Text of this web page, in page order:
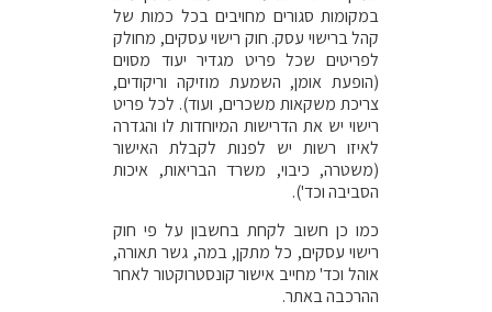
במקומות סגורים מחויבים בכל כמות של
קהל ברישוי עסק. חוק רישוי עסקים, מחולק
לפריטים שכל פריט מגדיר יעוד מסוים
(הופעת אומן, השמעת מוזיקה וריקודים,
צריכת משקאות משכרים, ועוד). לכל פריט
רישוי יש את הדרישות המיוחדות לו והגדרה
לאיזו רשות יש לפנות לקבלת האישור
(משטרה, כיבוי, משרד הבריאות, איכות
הסביבה וכד').
כמו כן חשוב לקחת בחשבון על פי חוק
רישוי עסקים, כל מתקן, במה, גשר תאורה,
אוהל וכד' מחייב אישור קונסטרוקטור לאחר
ההרכבה באתר.